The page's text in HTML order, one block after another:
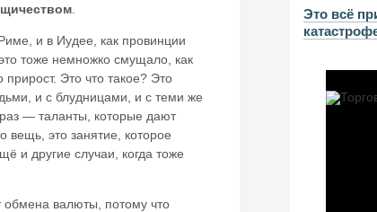
и в Иудее, как провинции
тоже немножко смущало, как
Это что такое? Это
и с блудницами, и с теми же
— таланты, которые дают
вещь, это занятие, которое
и другие случаи, когда тоже
обмена валюты, потому что
Это всё